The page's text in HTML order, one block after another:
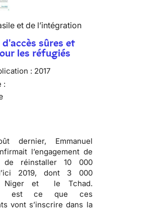
et de l’intégration
d'accès sûres et
les réfugiés
: 2017
:
dernier, Emmanuel
l’engagement de
de réinstaller 10 000
2019, dont 3 000
Niger et le Tchad.
est ce que ces
vont s’inscrire dans la